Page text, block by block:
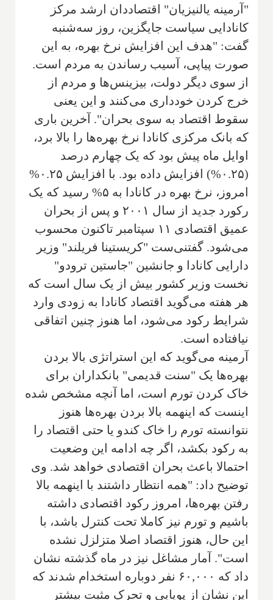
"آرمینه یالنیزیان" اقتصاددان ارشد مرکز
کانادایی سیاست جایگزین، روز سه‌شنبه
گفت: "هدف این افزایش نرخ بهره، به این
صورت پیاپی، آسیب رساندن به مردم است.
از سوی دیگر دولت، بیزینس‌ها و مردم از
خرج کردن خودداری می‌کنند و این یعنی
سقوط اقتصاد به سوی بحران". آخرین باری
که بانک مرکزی کانادا نرخ بهره‌ها را بالا برد،
اوایل ماه پیش بود که یک چهارم درصد
(۰.۲۵%) افزایش داده بود. با افزایش ۰.۲۵%
امروز، نرخ بهره در کانادا به ۵% رسید که یک
رکورد جدید از سال ۲۰۰۱ و پس از بحران
عمیق اقتصادی ۱۱ سپتامبر تاکنون محسوب
می‌شود. گفتنی‌ست "کریستینا فریلند" وزیر
دارایی کانادا و جانشین "جاستین ترودو"
نخست وزیر کشور بیش از یک سال است که
هر هفته می‌گوید اقتصاد کانادا به زودی وارد
شرایط رکود می‌شود، اما هنوز چنین اتفاقی
نیافتاده است.
آرمینه می‌گوید که این استراتژی بالا بردن
بهره‌ها یک "سنت قدیمی" بانکداران برای
خاک کردن تورم است، اما آنچه مشخص شده
اینست که اینهمه بالا بردن بهره‌ها هنوز
نتوانسته تورم را خاک کندو یا حتی اقتصاد را
به رکود بکشد، اگر چه ادامه این وضعیت
احتمالا باعث بحران اقتصادی خواهد شد. وی
توضیح داد: "همه انتظار داشتند با اینهمه بالا
رفتن بهره‌ها، امروز رکود اقتصادی داشته
باشیم و تورم نیز کاملا تحت کنترل باشد، با
این حال، هنوز اقتصاد اصلا متزلزل نشده
است". آمار مشاغل نیز در ماه گذشته نشان
داد که ۶۰,۰۰۰ نفر دوباره استخدام شدند که
این نشان از پویایی و تحرک مثبت بیشتر